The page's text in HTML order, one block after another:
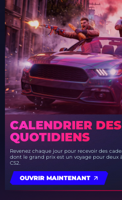
CALENDRIER
QUOTIDIENS
Revenez chaque jour pour recevoir des
dont le grand prix est un voyage pour deux
CS2.
OUVRIR MAINTENANT